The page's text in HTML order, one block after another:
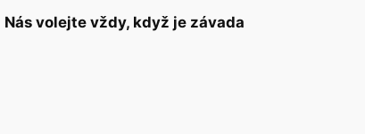
Nás volejte vždy, když je závada